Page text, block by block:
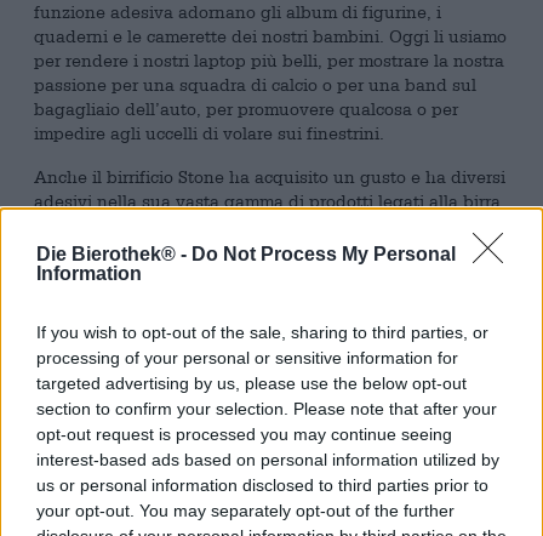
Die Bierothek® - Do Not Process My Personal
Information
If you wish to opt-out of the sale, sharing to third parties, or
processing of your personal or sensitive information for
targeted advertising by us, please use the below opt-out
section to confirm your selection. Please note that after your
opt-out request is processed you may continue seeing
interest-based ads based on personal information utilized by
us or personal information disclosed to third parties prior to
your opt-out. You may separately opt-out of the further
funzione adesiva adornano gli album di figurine, i
quaderni e le camerette dei nostri bambini. Oggi li usiamo
per rendere i nostri laptop più belli, per mostrare la nostra
passione per una squadra di calcio o per una band sul
bagagliaio dell’auto, per promuovere qualcosa o per
impedire agli uccelli di volare sui finestrini.
Anche il birrificio Stone ha acquisito un gusto e ha diversi
adesivi nella sua vasta gamma di prodotti legati alla birra.
gargoyle, che si trova anche nel logo del birrificio. La
bestia cornuta con le zanne appare cupa da bottiglie,
di Pietra prenda la questione del succo d’orzo. Birra seria,
per così dire.
Oltre al merchandising generale per il birrificio, Stone
Brewing offre anche articoli promozionali per alcune delle
loro birre più popolari. Ciò include senza dubbio la
Delicious IPA. Questa creazione di birra non solo ha la
parola "delizioso" nel nome, ma ha anche lo stesso sapore
e quindi ha molti fan entusiasti. Se sei uno di questi